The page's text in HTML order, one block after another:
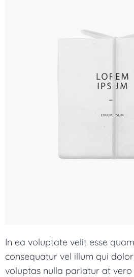
In ea voluptate velit esse
consequatur vel illum qui
voluptas nulla pariatur at vero